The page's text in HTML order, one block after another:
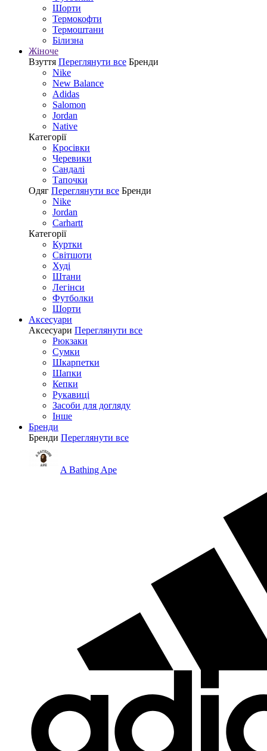
Шорти
Термокофти
Термоштани
Білизна
Жіноче
Взуття Переглянути все Бренди
Nike
New Balance
Adidas
Salomon
Jordan
Native
Категорії
Кросівки
Черевики
Сандалі
Tапочки
Одяг Переглянути все Бренди
Nike
Jordan
Carhartt
Категорії
Куртки
Світшоти
Худі
Штани
Легінси
Футболки
Шорти
Аксесуари
Аксесуари Переглянути все
Рюкзаки
Сумки
Шкарпетки
Шапки
Кепки
Рукавиці
Засоби для догляду
Інше
Бренди
Бренди Переглянути все
A Bathing Ape